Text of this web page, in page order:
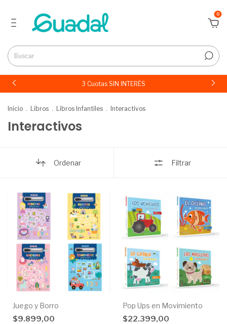
0
3 Cuotas SIN INTERÉS
Inicio . Libros . Libros Infantiles . Interactivos
Interactivos
Ordenar Filtrar
Juego y Borro
$9.899,00
Pop Ups en Movimiento
$22.399,00